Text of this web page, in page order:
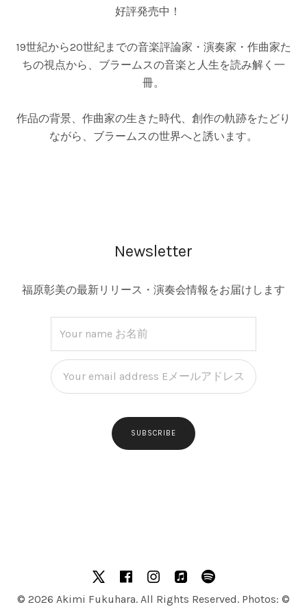
好評発売中！
19世紀から20世紀までの音楽評論家・演奏家・作曲家た
ちの視点から、ブラームスの音楽と人生を読み解く一
冊。
作品の背景、作曲家の生きた時代、創作の軌跡をたどり
ながら、ブラームスの世界へと誘います。
Newsletter
福原彰美の最新リリース・演奏会情報をお届けします
SOCIAL MEDIA PROFILES
facebookInstagramApple Music